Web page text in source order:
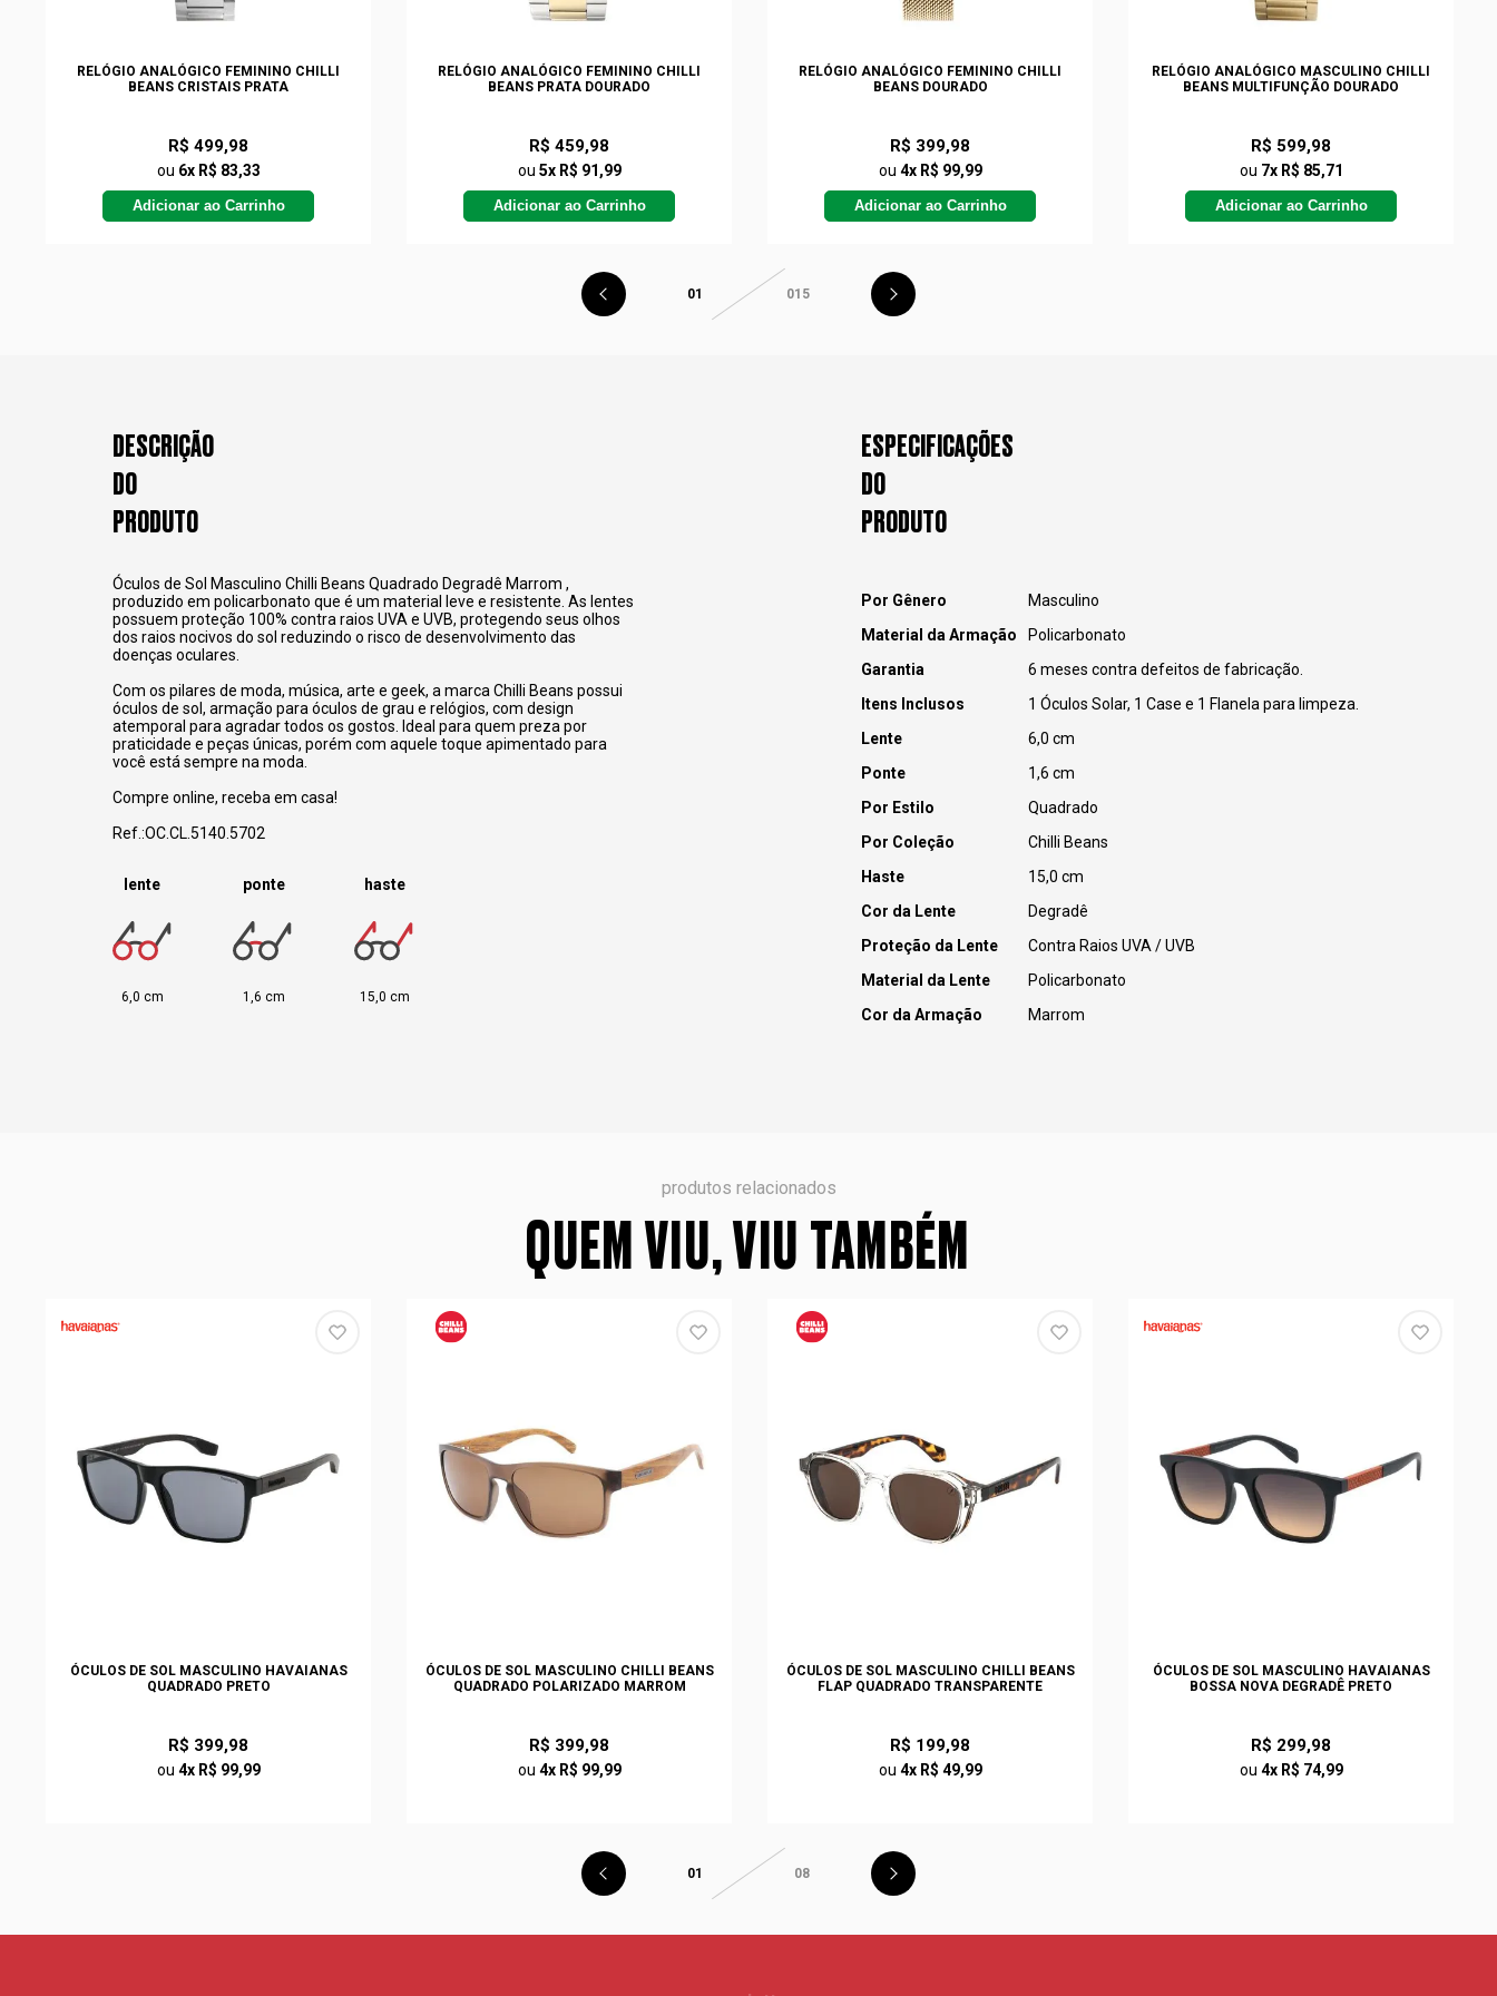
RELÓGIO ANALÓGICO FEMININO CHILLI
BEANS CRISTAIS PRATA
R$ 499,98
ou 6x R$ 83,33
Adicionar ao Carrinho
RELÓGIO ANALÓGICO FEMININO CHILLI
BEANS PRATA DOURADO
R$ 459,98
ou 5x R$ 91,99
Adicionar ao Carrinho
RELÓGIO ANALÓGICO FEMININO CHILLI
BEANS DOURADO
R$ 399,98
ou 4x R$ 99,99
Adicionar ao Carrinho
RELÓGIO ANALÓGICO MASCULINO CHILLI
BEANS MULTIFUNÇÃO DOURADO
R$ 599,98
ou 7x R$ 85,71
Adicionar ao Carrinho
01 015
DESCRIÇÃO
DO
PRODUTO
Óculos de Sol Masculino Chilli Beans Quadrado Degradê Marrom ,
produzido em policarbonato que é um material leve e resistente. As lentes
possuem proteção 100% contra raios UVA e UVB, protegendo seus olhos
dos raios nocivos do sol reduzindo o risco de desenvolvimento das
doenças oculares.
Com os pilares de moda, música, arte e geek, a marca Chilli Beans possui
óculos de sol, armação para óculos de grau e relógios, com design
atemporal para agradar todos os gostos. Ideal para quem preza por
praticidade e peças únicas, porém com aquele toque apimentado para
você está sempre na moda.
Compre online, receba em casa!
Ref.:OC.CL.5140.5702
lente
6,0 cm
ponte
1,6 cm
haste
15,0 cm
ESPECIFICAÇÕES
DO
PRODUTO
Por Gênero
Masculino
Material da Armação
Policarbonato
Garantia
6 meses contra defeitos de fabricação.
Itens Inclusos
1 Óculos Solar, 1 Case e 1 Flanela para limpeza.
Lente
6,0 cm
Ponte
1,6 cm
Por Estilo
Quadrado
Por Coleção
Chilli Beans
Haste
15,0 cm
Cor da Lente
Degradê
Proteção da Lente
Contra Raios UVA / UVB
Material da Lente
Policarbonato
Cor da Armação
Marrom
produtos relacionados
QUEM VIU, VIU TAMBÉM
ÓCULOS DE SOL MASCULINO HAVAIANAS
QUADRADO PRETO
R$ 399,98
ou 4x R$ 99,99
ÓCULOS DE SOL MASCULINO CHILLI BEANS
QUADRADO POLARIZADO MARROM
R$ 399,98
ou 4x R$ 99,99
ÓCULOS DE SOL MASCULINO CHILLI BEANS
FLAP QUADRADO TRANSPARENTE
R$ 199,98
ou 4x R$ 49,99
ÓCULOS DE SOL MASCULINO HAVAIANAS
BOSSA NOVA DEGRADÊ PRETO
R$ 299,98
ou 4x R$ 74,99
01 08